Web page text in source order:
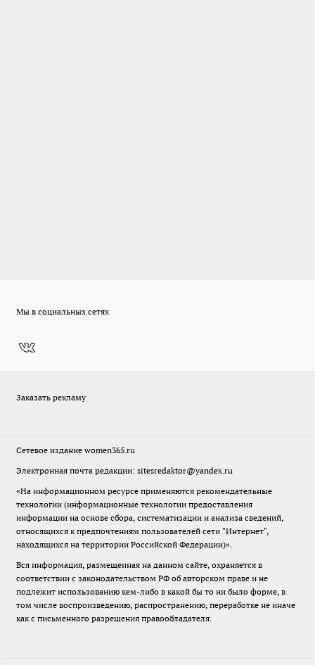
Мы в социальных сетях
Заказать рекламу
Сетевое издание women365.ru
Электронная почта редакции: sitesredaktor@yandex.ru
«На информационном ресурсе применяются рекомендательные
технологии (информационные технологии предоставления
информации на основе сбора, систематизации и анализа сведений,
относящихся к предпочтениям пользователей сети "Интернет",
находящихся на территории Российской Федерации)».
Вся информация, размещенная на данном сайте, охраняется в
соответствии с законодательством РФ об авторском праве и не
подлежит использованию кем-либо в какой бы то ни было форме, в
том числе воспроизведению, распространению, переработке не иначе
как с письменного разрешения правообладателя.